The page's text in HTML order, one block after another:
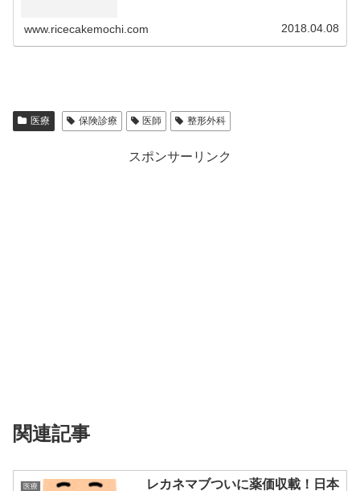
www.ricecakemochi.com 2018.04.08
医療 保険診療 医師 整形外科
スポンサーリンク
関連記事
医療 レカネマブついに薬価収載！日本